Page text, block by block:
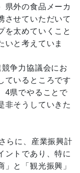
県外の食品メーカ
させていただいて
を太めていくこと
いと考えていま
争力協議会にお
ているところです
4県でやることで
非そうしていきた
らに、産業振興計
ントであり、特に
と「観光振興」